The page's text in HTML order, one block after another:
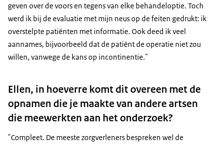
geven over de voors en tegens van elke behandeloptie. Toch
werd ik bij de evaluatie met mijn neus op de feiten gedrukt: ik
overstelpte patiënten met informatie. Ook deed ik veel
aannames, bijvoorbeeld dat de patiënt de operatie niet zou
willen, vanwege de kans op incontinentie."
Ellen, in hoeverre komt dit overeen met de
opnamen die je maakte van andere artsen
die meewerkten aan het onderzoek?
"Compleet. De meeste zorgverleners bespreken wel de